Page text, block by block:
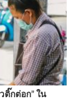
ติ๊กต่อก” ใน